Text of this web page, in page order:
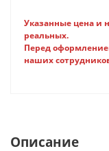
Указанные цена и
реальных.
Перед
наших
Описание